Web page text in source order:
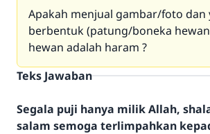
Apakah menjual gambar/foto dan
berbentuk (patung/boneka
hewan adalah haram ?
Teks Jawaban
Segala puji hanya milik Allah,
salam semoga terlimpahkan